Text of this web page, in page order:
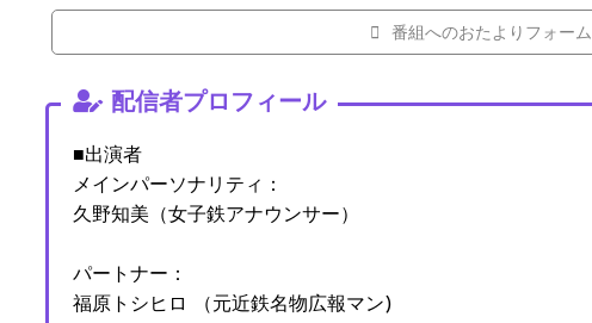
番組へのおたよりフォーム
配信者プロフィール
■出演者
メインパーソナリティ：
久野知美（女子鉄アナウンサー）
パートナー：
福原トシヒロ （元近鉄名物広報マン)